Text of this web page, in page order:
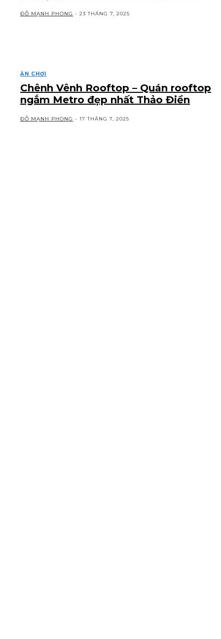
ĐỖ MẠNH PHONG - 23 THÁNG 7, 2025
ĂN CHƠI
Chênh Vênh Rooftop – Quán rooftop
ngắm Metro đẹp nhất Thảo Điền
ĐỖ MẠNH PHONG - 17 THÁNG 7, 2025